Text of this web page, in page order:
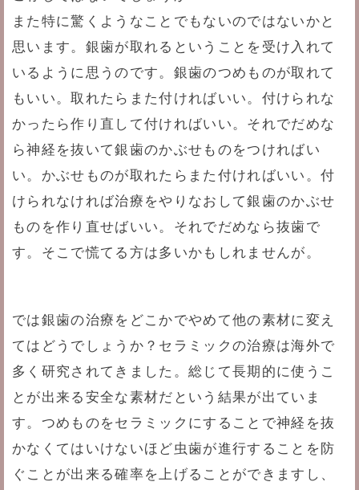
また特に驚くようなことでもないのではないかと
思います。銀歯が取れるということを受け入れて
いるように思うのです。銀歯のつめものが取れて
もいい。取れたらまた付ければいい。付けられな
かったら作り直して付ければいい。それでだめな
ら神経を抜いて銀歯のかぶせものをつければい
い。かぶせものが取れたらまた付ければいい。付
けられなければ治療をやりなおして銀歯のかぶせ
ものを作り直せばいい。それでだめなら抜歯で
す。そこで慌てる方は多いかもしれませんが。
では銀歯の治療をどこかでやめて他の素材に変え
てはどうでしょうか？セラミックの治療は海外で
多く研究されてきました。総じて長期的に使うこ
とが出来る安全な素材だという結果が出ていま
す。つめものをセラミックにすることで神経を抜
かなくてはいけないほど虫歯が進行することを防
ぐことが出来る確率を上げることができますし、